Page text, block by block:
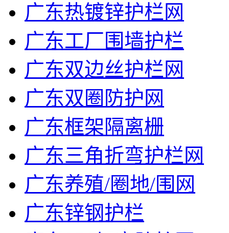
广东热镀锌护栏网
广东工厂围墙护栏
广东双边丝护栏网
广东双圈防护网
广东框架隔离栅
广东三角折弯护栏网
广东养殖/圈地/围网
广东锌钢护栏